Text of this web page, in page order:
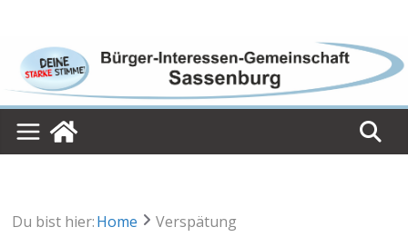
content
Du bist hier:Home Verspätung